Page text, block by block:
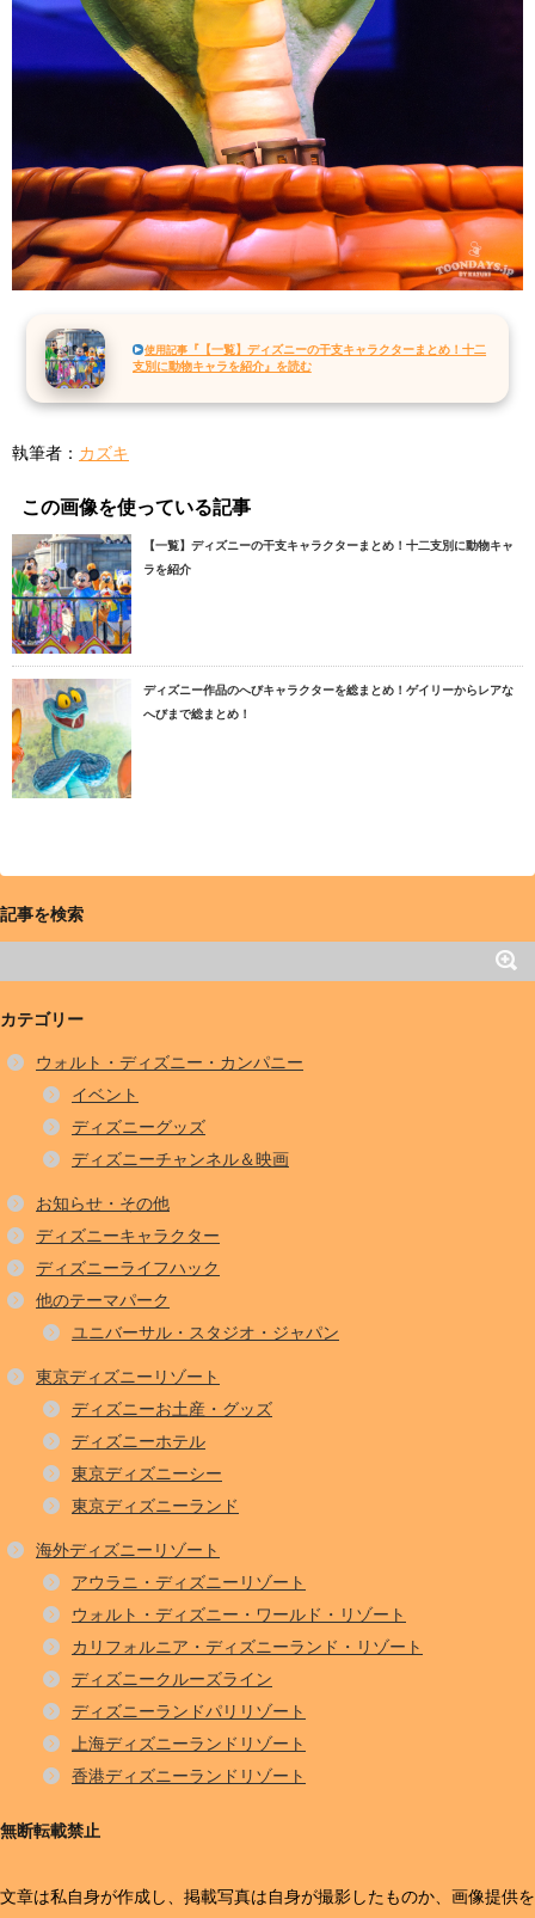
使用記事 『【一覧】ディズニーの干支キャラクターまとめ！十二
支別に動物キャラを紹介』を読む
執筆者： カズキ
この画像を使っている記事
【一覧】ディズニーの干支キャラクターまとめ！十二支別に動物キャ
ラを紹介
ディズニー作品のへびキャラクターを総まとめ！ゲイリーからレアな
へびまで総まとめ！
記事を検索
カテゴリー
ウォルト・ディズニー・カンパニー
イベント
ディズニーグッズ
ディズニーチャンネル＆映画
お知らせ・その他
ディズニーキャラクター
ディズニーライフハック
他のテーマパーク
ユニバーサル・スタジオ・ジャパン
東京ディズニーリゾート
ディズニーお土産・グッズ
ディズニーホテル
東京ディズニーシー
東京ディズニーランド
海外ディズニーリゾート
アウラニ・ディズニーリゾート
ウォルト・ディズニー・ワールド・リゾート
カリフォルニア・ディズニーランド・リゾート
ディズニークルーズライン
ディズニーランドパリリゾート
上海ディズニーランドリゾート
香港ディズニーランドリゾート
無断転載禁止
文章は私自身が作成し、掲載写真は自身が撮影したものか、画像提供を